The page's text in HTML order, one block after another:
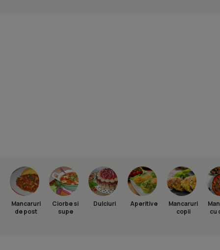
Mancaruri
de post
Ciorbe si
supe
Dulciuri Aperitive
Mancaruri
copii
cu